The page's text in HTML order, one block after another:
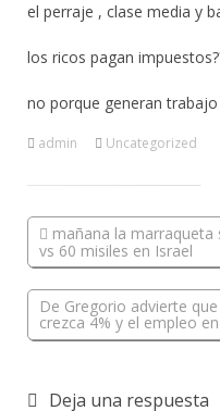
el perraje , clase media y
los ricos pagan
no porque generan trabajo
admin Uncategorized
mañana la
vs 60 misiles en Israel
De Gregorio advierte
crezca 4% y el empleo
Deja una respuesta